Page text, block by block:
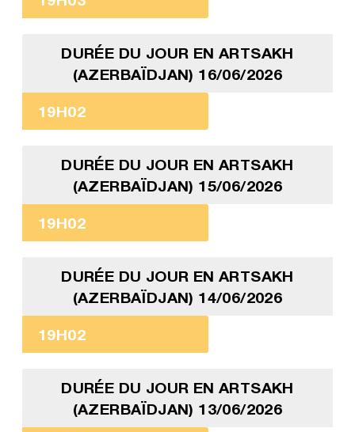
DURÉE DU JOUR EN ARTSAKH
(AZERBAÏDJAN) 16/06/2026
19H02
DURÉE DU JOUR EN ARTSAKH
(AZERBAÏDJAN) 15/06/2026
19H02
DURÉE DU JOUR EN ARTSAKH
(AZERBAÏDJAN) 14/06/2026
19H02
DURÉE DU JOUR EN ARTSAKH
(AZERBAÏDJAN) 13/06/2026